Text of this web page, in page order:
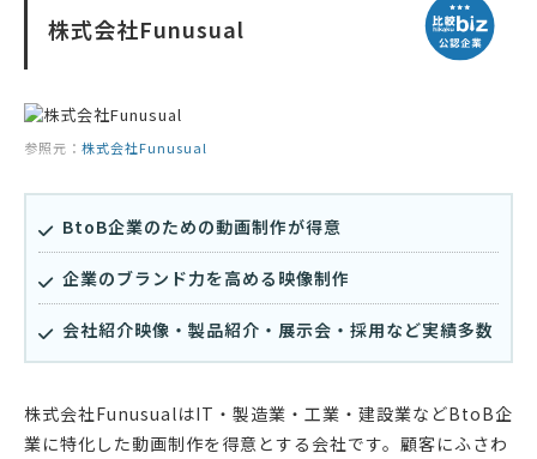
株式会社Funusual
参照元： 株式会社Funusual
BtoB企業のための動画制作が得意
企業のブランド力を高める映像制作
会社紹介映像・製品紹介・展示会・採用など実績多数
株式会社FunusualはIT・製造業・工業・建設業などBtoB企
業に特化した動画制作を得意とする会社です。顧客にふさわ